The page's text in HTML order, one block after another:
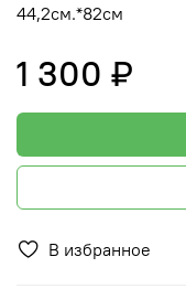
В избранное
44,2см.*82см
1 300 ₽